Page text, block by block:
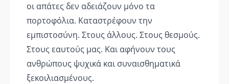
οι απάτες δεν αδειάζουν μόνο τα
πορτοφόλια. Καταστρέφουν την
εμπιστοσύνη. Στους άλλους. Στους θεσμούς.
Στους εαυτούς μας. Και αφήνουν τους
ανθρώπους ψυχικά και συναισθηματικά
ξεκοιλιασμένους.